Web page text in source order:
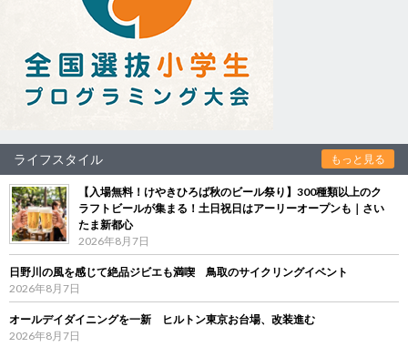
ライフスタイル もっと見る
【入場無料！けやきひろば秋のビール祭り】300種類以上のク
ラフトビールが集まる！土日祝日はアーリーオープンも｜さい
たま新都心
2026年8月7日
日野川の風を感じて絶品ジビエも満喫 鳥取のサイクリングイベント
2026年8月7日
オールデイダイニングを一新 ヒルトン東京お台場、改装進む
2026年8月7日